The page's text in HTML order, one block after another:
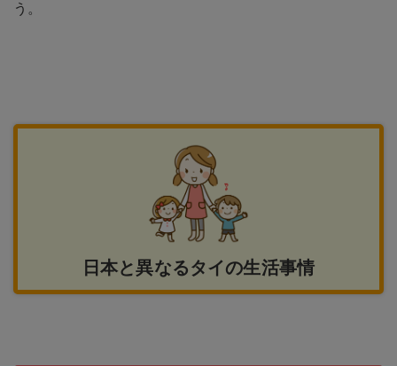
う。
日本と異なるタイの生活事情